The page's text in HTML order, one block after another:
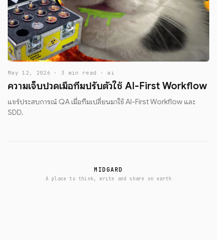
May 12, 2026 · 3 min read · ai
ความเจ็บปวดเมื่อทีมปรับตัวใช้ AI-First Workflow
แชร์ประสบการณ์ QA เมื่อทีมเปลี่ยนมาใช้ AI-First Workflow และ
SDD.
MIDGARD
A place to think, write and share on earth